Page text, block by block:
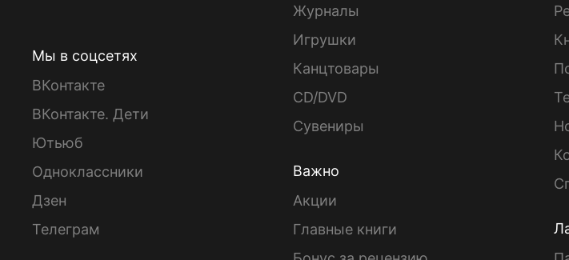
Мы в соцсетях
ВКонтакте
ВКонтакте. Дети
Ютьюб
Одноклассники
Дзен
Телеграм
Журналы
Игрушки
Канцтовары
CD/DVD
Сувениры
Важно
Акции
Главные книги